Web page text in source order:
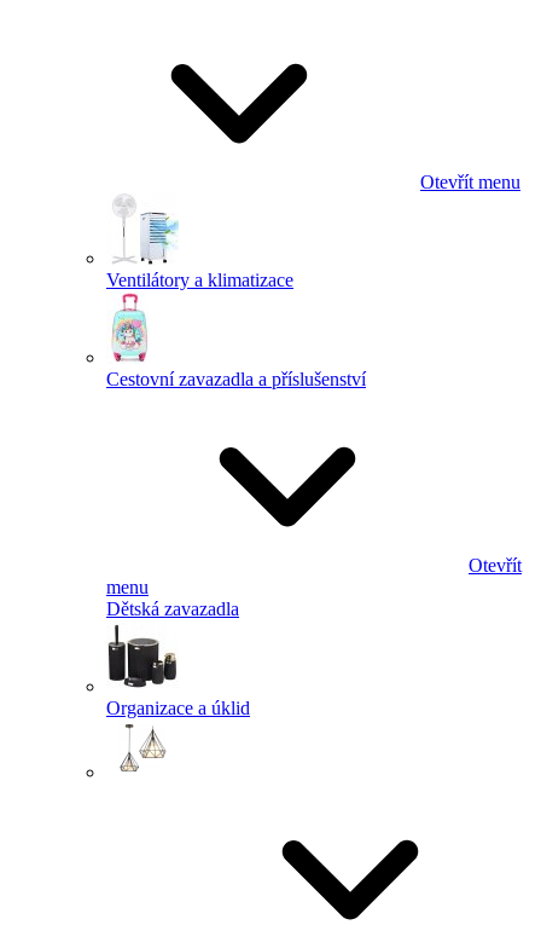
Otevřít menu
Ventilátory a klimatizace
Cestovní zavazadla a příslušenství
Otevřít
menu
Dětská zavazadla
Organizace a úklid